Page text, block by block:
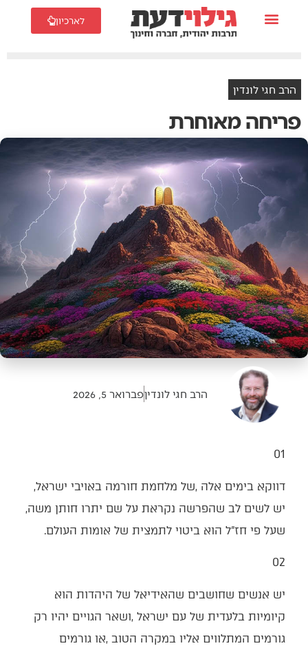
לארכיון
הרב חגי לונדין
פריחה מאוחרת
הרב חגי לונדיןפברואר 5, 2026
01‭ ‬
דווקא‭ ‬בימים‭ ‬אלה‭, ‬של‭ ‬מלחמת‭ ‬חורמה‭ ‬באויבי‭ ‬ישראל‭,
‬יש‭ ‬לשים‭ ‬לב‭ ‬שהפרשה‭ ‬נקראת‭ ‬על‭ ‬שם‭ ‬יתרו‭ ‬חותן‭ ‬משה‭,
‬שעל‭ ‬פי‭ ‬חז"ל‭ ‬הוא‭ ‬ביטוי‭ ‬לתמצית‭ ‬של‭ ‬אומות‭ ‬העולם‭. ‬
02‭ ‬
‬גורמים‭ ‬המתלווים‭ ‬אליו‭ ‬במקרה‭ ‬הטוב‭, ‬או‭ ‬גורמים‭